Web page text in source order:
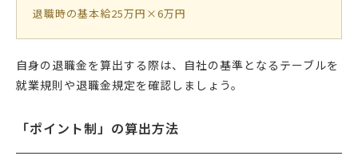
退職時の基本給25万円×6万円
自身の退職金を算出する際は、自社の基準となるテーブルを
就業規則や退職金規定を確認しましょう。
「ポイント制」の算出方法